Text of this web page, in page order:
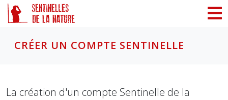
CRÉER UN COMPTE SENTINELLE
La création d'un compte Sentinelle de la
Panneau de gestion des cookies